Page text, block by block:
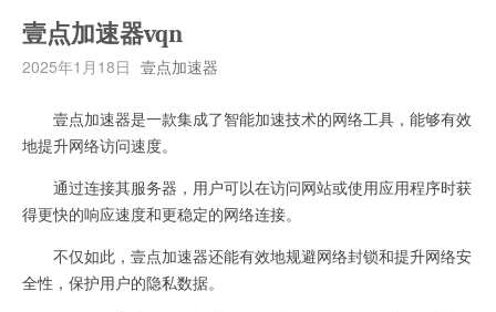
壹点加速器vqn
2025年1月18日 壹点加速器
壹点加速器是一款集成了智能加速技术的网络工具，能够有效
地提升网络访问速度。
通过连接其服务器，用户可以在访问网站或使用应用程序时获
得更快的响应速度和更稳定的网络连接。
不仅如此，壹点加速器还能有效地规避网络封锁和提升网络安
全性，保护用户的隐私数据。